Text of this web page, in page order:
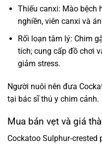
Thiếu canxi: Mào bệch
nghiền, viên canxi và
Rối loạn tâm lý: Chim
tích; cung cấp đồ chơi
giảm stress.
Người nuôi nên đưa
tại bác sĩ thú y chim cảnh.
Mua bán vẹt và giá
Cockatoo